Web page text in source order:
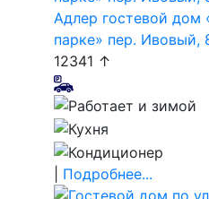
Адлер гостевой
парке» пер. Ивовый,
12341 ↑
Подробнее...